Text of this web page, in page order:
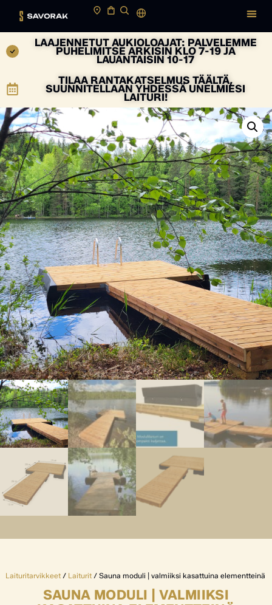
LAAJENNETUT AUKIOLOAJAT: PALVELEMME
PUHELIMITSE ARKISIN KLO 7-19 JA
LAUANTAISIN 10-17
TILAA RANTAKATSELMUS TÄÄLTÄ,
SUUNNITELLAAN YHDESSÄ UNELMIESI
LAITURI!
Laituritarvikkeet/ Laiturit/ Sauna moduli | valmiiksi kasattuina elementteinä
SAUNA MODULI | VALMIIKSI